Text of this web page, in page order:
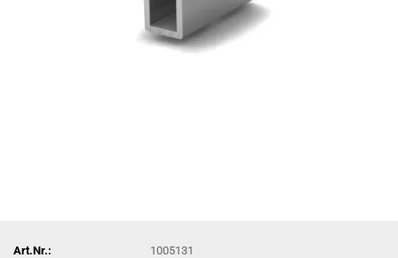
Art.Nr.:
1005131